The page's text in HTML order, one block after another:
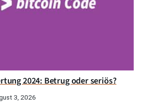
2024: Betrug oder seriös?
3, 2026